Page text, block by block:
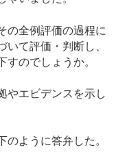
の全例評価の過程に
て評価・判断し、
のでしょうか。
やエビデンスを示し
ように答弁した。